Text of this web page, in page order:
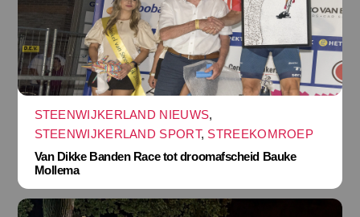
STEENWIJKERLAND NIEUWS,
STEENWIJKERLAND SPORT, STREEKOMROEP
Van Dikke Banden Race tot droomafscheid Bauke
Mollema